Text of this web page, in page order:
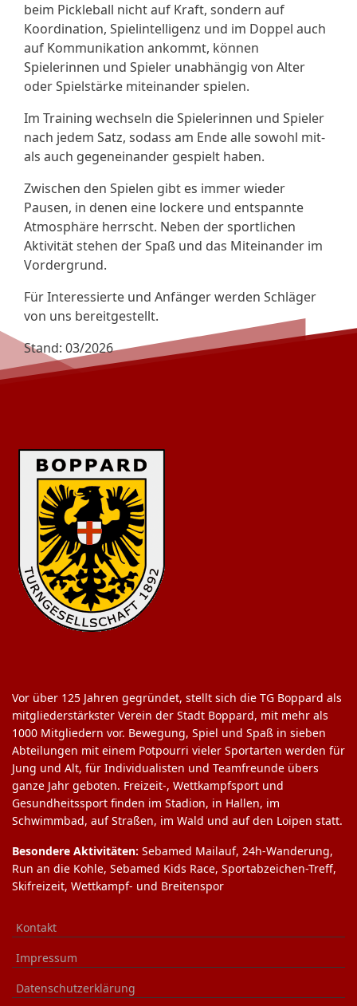
beim Pickleball nicht auf Kraft, sondern auf
Koordination, Spielintelligenz und im Doppel auch
auf Kommunikation ankommt, können
Spielerinnen und Spieler unabhängig von Alter
oder Spielstärke miteinander spielen.
Im Training wechseln die Spielerinnen und Spieler
nach jedem Satz, sodass am Ende alle sowohl mit-
als auch gegeneinander gespielt haben.
Zwischen den Spielen gibt es immer wieder
Pausen, in denen eine lockere und entspannte
Atmosphäre herrscht. Neben der sportlichen
Aktivität stehen der Spaß und das Miteinander im
Vordergrund.
Für Interessierte und Anfänger werden Schläger
von uns bereitgestellt.
Stand: 03/2026
Vor über 125 Jahren gegründet, stellt sich die TG Boppard als
mitgliederstärkster Verein der Stadt Boppard, mit mehr als
1000 Mitgliedern vor. Bewegung, Spiel und Spaß in sieben
Abteilungen mit einem Potpourri vieler Sportarten werden für
Jung und Alt, für Individualisten und Teamfreunde übers
ganze Jahr geboten. Freizeit-, Wettkampfsport und
Gesundheitssport finden im Stadion, in Hallen, im
Schwimmbad, auf Straßen, im Wald und auf den Loipen statt.
Besondere Aktivitäten: Sebamed Mailauf, 24h-Wanderung,
Run an die Kohle, Sebamed Kids Race, Sportabzeichen-Treff,
Skifreizeit, Wettkampf- und Breitenspor
Kontakt
Impressum
Datenschutzerklärung